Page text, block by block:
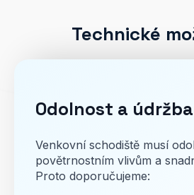
Technické
Odolnost a údržba
Venkovní schodiště musí
povětrnostním vlivům a
Proto doporučujeme: